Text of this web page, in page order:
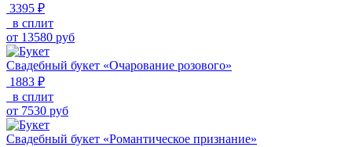
3395 ₽
в сплит
от 13580 руб
Свадебный букет «Очарование розового»
1883 ₽
в сплит
от 7530 руб
Свадебный букет «Романтическое признание»